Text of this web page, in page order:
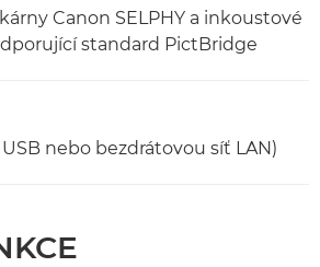
Canon SELPHY a inkoustové
standard PictBridge
nebo bezdrátovou síť LAN)